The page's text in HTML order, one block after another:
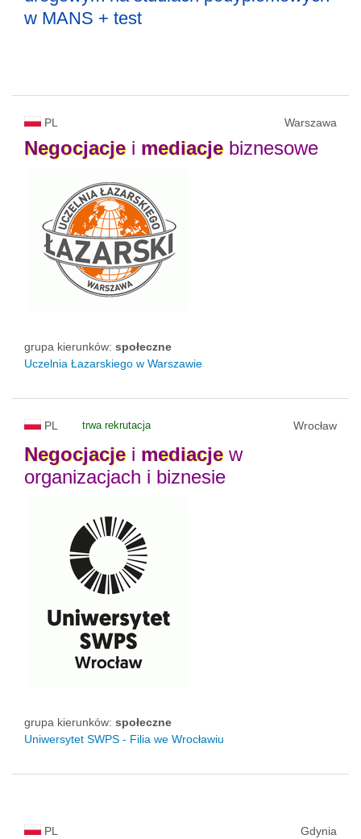
w MANS + test
PL Warszawa
Negocjacjei mediacjebiznesowe
grupa kierunków: społeczne
Uczelnia Łazarskiego w Warszawie
PL trwa rekrutacja Wrocław
Negocjacjei mediacjew
organizacjach i biznesie
grupa kierunków: społeczne
Uniwersytet SWPS - Filia we Wrocławiu
PL Gdynia